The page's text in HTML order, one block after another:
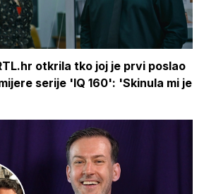
otkrila tko joj je prvi poslao
serije 'IQ 160': 'Skinula mi je